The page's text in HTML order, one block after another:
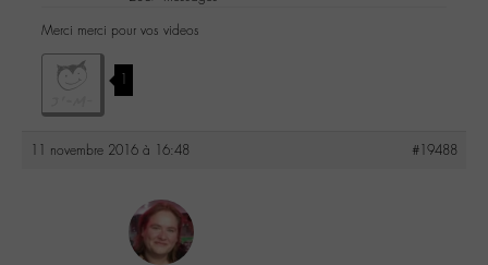
Merci merci pour vos videos
1
11 novembre 2016 à 16:48 #19488